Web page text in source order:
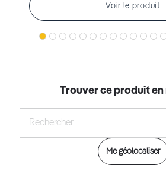
Voir le produit
Trouver ce produit en